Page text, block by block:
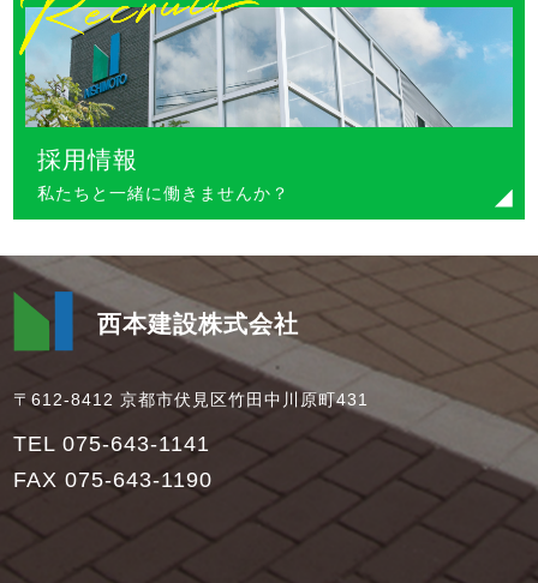
採用情報
私たちと一緒に働きませんか？
西本建設株式会社
〒612-8412 京都市伏見区竹田中川原町431
TEL 075-643-1141
FAX 075-643-1190